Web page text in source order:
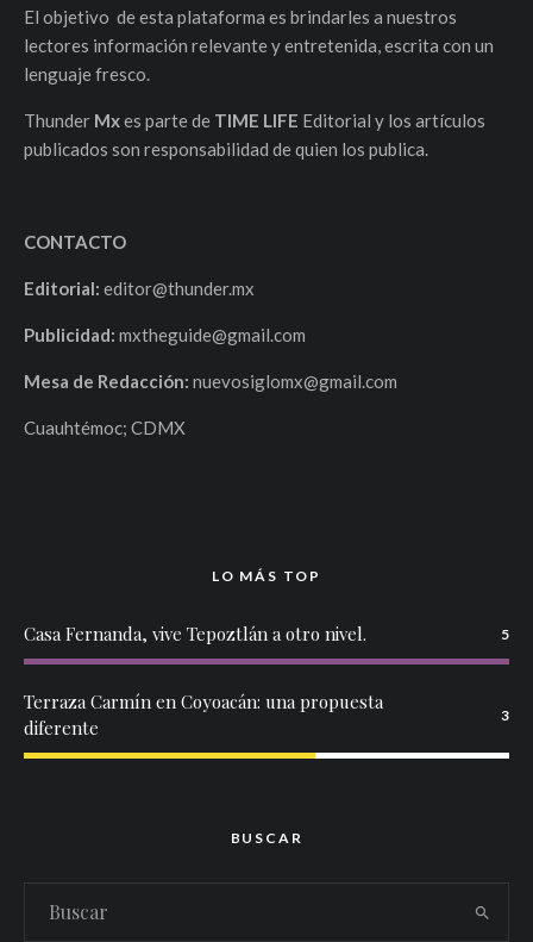
El objetivo de esta plataforma es brindarles a nuestros
lectores información relevante y entretenida, escrita con un
lenguaje fresco.
Thunder Mxes parte de TIME LIFE Editorial y los artículos
publicados son responsabilidad de quien los publica.
CONTACTO
Editorial: editor@thunder.mx
Publicidad: mxtheguide@gmail.com
Mesa de Redacción: nuevosiglomx@gmail.com
Cuauhtémoc; CDMX
LO MÁS TOP
Casa Fernanda, vive Tepoztlán a otro nivel. 5
Terraza Carmín en Coyoacán: una propuesta
diferente
3
BUSCAR